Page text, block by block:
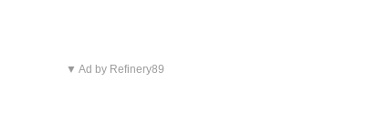
▼ Ad by Refinery89